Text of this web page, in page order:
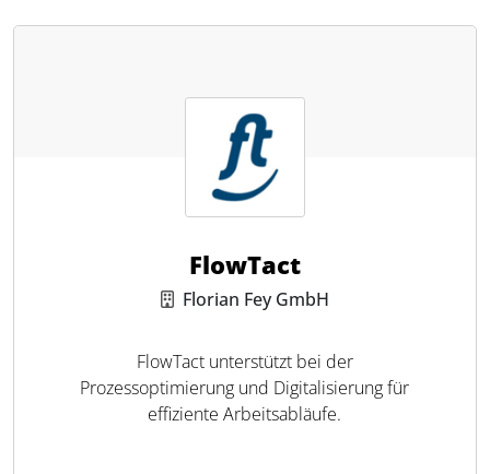
FlowTact
Florian Fey GmbH
FlowTact unterstützt bei der
Prozessoptimierung und Digitalisierung für
effiziente Arbeitsabläufe.